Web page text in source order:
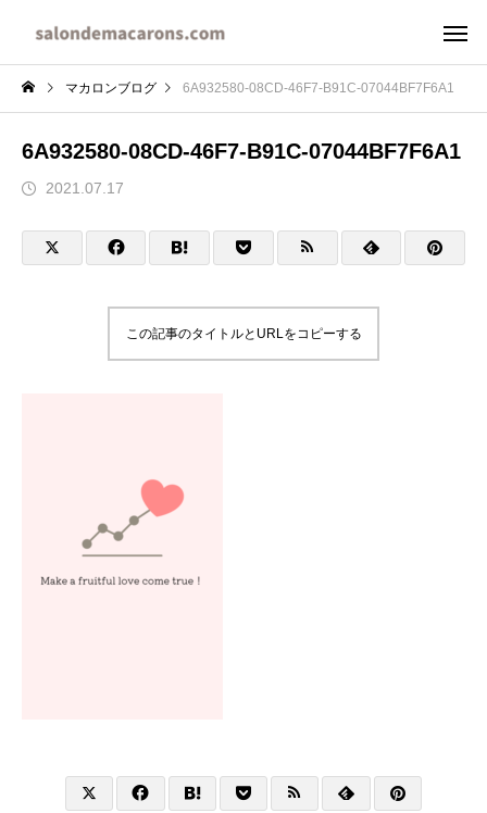
マカロンブログ 6A932580-08CD-46F7-B91C-07044BF7F6A1
6A932580-08CD-46F7-B91C-07044BF7F6A1
2021.07.17
この記事のタイトルとURLをコピーする